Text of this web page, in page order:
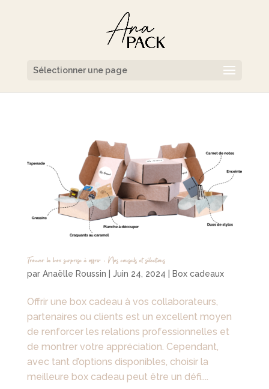
Sélectionner une page
Trouver la box surprise à offrir : Nos conseils et sélections
par Anaëlle Roussin Juin 24, 2024 Box cadeaux
Offrir une box cadeau à vos collaborateurs,
partenaires ou clients est un excellent moyen
de renforcer les relations professionnelles et
de montrer votre appréciation. Cependant,
avec tant d’options disponibles, choisir la
meilleure box cadeau peut être un défi....